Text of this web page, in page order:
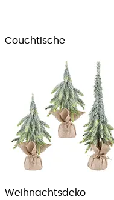
Couch­tische
Weihnachts­deko